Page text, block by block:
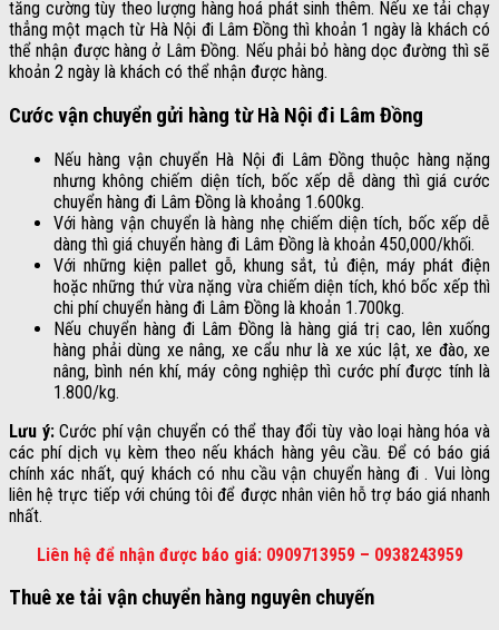
tăng cường tùy theo lượng hàng hoá phát sinh thêm. Nếu xe tải chạy
thẳng một mạch từ Hà Nội đi Lâm Đồng thì khoản 1 ngày là khách có
thể nhận được hàng ở Lâm Đồng. Nếu phải bỏ hàng dọc đường thì sẽ
khoản 2 ngày là khách có thể nhận được hàng.
Cước vận chuyển gửi hàng từ Hà Nội đi Lâm Đồng
Nếu hàng vận chuyển Hà Nội đi Lâm Đồng thuộc hàng nặng
nhưng không chiếm diện tích, bốc xếp dễ dàng thì giá cước
chuyển hàng đi Lâm Đồng là khoảng 1.600kg.
Với hàng vận chuyển là hàng nhẹ chiếm diện tích, bốc xếp dễ
dàng thì giá chuyển hàng đi Lâm Đồng là khoản 450,000/khối.
Với những kiện pallet gỗ, khung sắt, tủ điện, máy phát điện
hoặc những thứ vừa nặng vừa chiếm diện tích, khó bốc xếp thì
chi phí chuyển hàng đi Lâm Đồng là khoản 1.700kg.
Nếu chuyển hàng đi Lâm Đồng là hàng giá trị cao, lên xuống
hàng phải dùng xe nâng, xe cẩu như là xe xúc lật, xe đào, xe
nâng, bình nén khí, máy công nghiệp thì cước phí được tính là
1.800/kg.
Lưu ý:Cước phí vận chuyển có thể thay đổi tùy vào loại hàng hóa và
các phí dịch vụ kèm theo nếu khách hàng yêu cầu. Để có báo giá
chính xác nhất, quý khách có nhu cầu vận chuyển hàng đi . Vui lòng
liên hệ trực tiếp với chúng tôi để được nhân viên hỗ trợ báo giá nhanh
nhất.
Liên hệ để nhận được báo giá: 0909713959 – 0938243959
Thuê xe tải vận chuyển hàng nguyên chuyến